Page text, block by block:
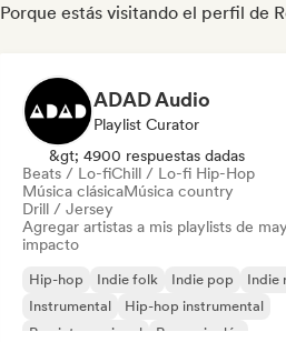
Porque estás visitando el perfil de
ADAD Audio
Playlist Curator
&gt; 4900 respuestas dadas
Beats / Lo-fiChill / Lo-fi Hip-Hop
Música clásicaMúsica country
Drill / Jersey
Agregar artistas a mis playlists de
impacto
Hip-hop Indie folk Indie pop
Indie
Instrumental
Hip-hop instrumental
Rap internacional
Rap en inglés